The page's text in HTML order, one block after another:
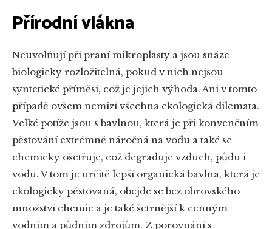
Přírodní vlákna
Neuvolňují při praní mikroplasty a jsou snáze
biologicky rozložitelná, pokud v nich nejsou
syntetické příměsi, což je jejich výhoda. Ani v tomto
případě ovšem nemizí všechna ekologická dilemata.
Velké potíže jsou s bavlnou, která je při konvenčním
pěstování extrémně náročná na vodu a také se
chemicky ošetřuje, což degraduje vzduch, půdu i
vodu. V tom je určitě lepší organická bavlna, která je
ekologicky pěstovaná, obejde se bez obrovského
množství chemie a je také šetrnější k cenným
vodním a půdním zdrojům. Z porovnání s